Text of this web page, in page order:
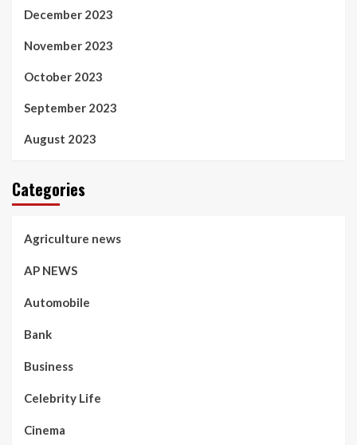
December 2023
November 2023
October 2023
September 2023
August 2023
Categories
Agriculture news
AP NEWS
Automobile
Bank
Business
Celebrity Life
Cinema